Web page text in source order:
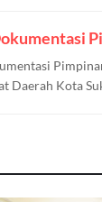
Daerah Kota